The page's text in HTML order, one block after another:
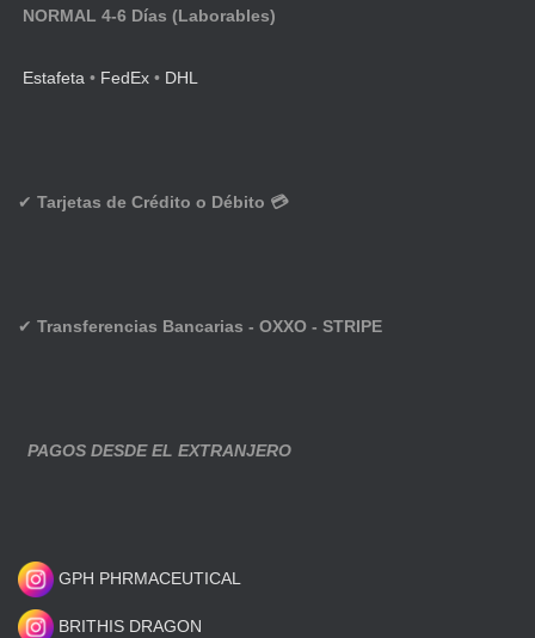
NORMAL 4-6 Días (Laborables)
Estafeta • FedEx • DHL
✔ Tarjetas de Crédito o Débito 💳
✔ Transferencias Bancarias - OXXO - STRIPE
PAGOS DESDE EL EXTRANJERO
GPH PHRMACEUTICAL
BRITHIS DRAGON